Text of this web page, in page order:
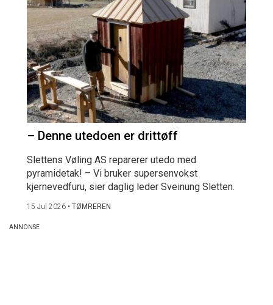
– Denne utedoen er drittøff
Slettens Vøling AS reparerer utedo med
pyramidetak! – Vi bruker supersenvokst
kjernevedfuru, sier daglig leder Sveinung Sletten.
15 Jul 2026 • TØMREREN